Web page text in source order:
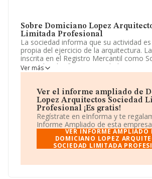
Sobre Domiciano Lopez
Limitada Profesional
La sociedad informa que su actividad
propia del ejercicio de la arquitectura.
inscrita en el Registro Mercantil como
Limitada. Clasifica su actividad CNAE
técnicos de arquitectura', código 7111.
La plantilla ha crecido un
teniendo en cuenta la información a
INFORMA, ha contado con un número
inferior a la media de sector.
El correo electrónico es
Sociedad Limitada Profesional, con
Ver más
Ver el informe ampliado de
Lopez Arquitectos Sociedad
Profesional ¡Es gratis!
Regístrate en eInforma y te
Informe Ampliado de esta
VER INFORME AMPLIADO
DOMICIANO LOPEZ
SOCIEDAD LIMITADA